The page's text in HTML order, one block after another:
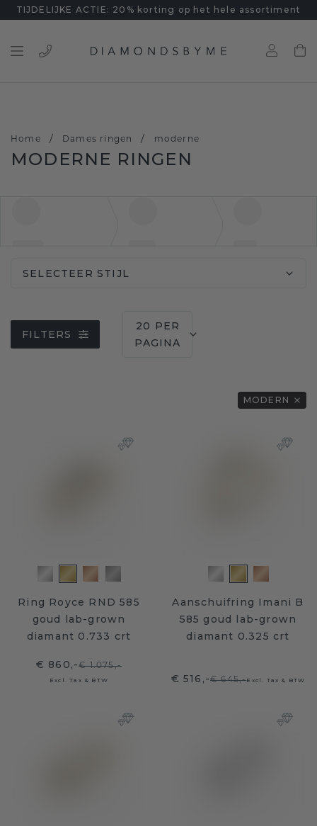
TIJDELIJKE ACTIE: 20% korting op het hele assortiment
Home / Dames ringen / moderne
MODERNE RINGEN
SELECTEER STIJL
FILTERS
20 PER
PAGINA
MODERN
Ring Royce RND 585
goud lab-grown
diamant 0.733 crt
€ 860,-€ 1.075,-
Excl. Tax & BTW
Aanschuifring Imani B
585 goud lab-grown
diamant 0.325 crt
€ 516,-€ 645,-Excl. Tax & BTW